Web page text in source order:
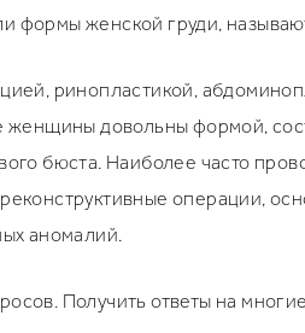
формы женской груди,
ринопластикой,
довольны формой,
бюста. Наиболее часто
операции,
аномалий.
Получить ответы на